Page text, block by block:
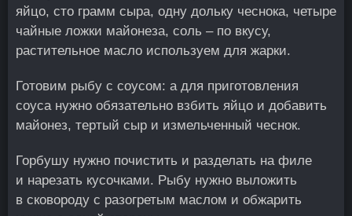
яйцо, сто грамм сыра, одну дольку чеснока, четыре
чайные ложки майонеза, соль – по вкусу,
растительное масло используем для жарки.
Готовим рыбу с соусом: а для приготовления
соуса нужно обязательно взбить яйцо и добавить
майонез, тертый сыр и измельченный чеснок.
Горбушу нужно почистить и разделать на филе
и нарезать кусочками. Рыбу нужно выложить
в сковороду с разогретым маслом и обжарить